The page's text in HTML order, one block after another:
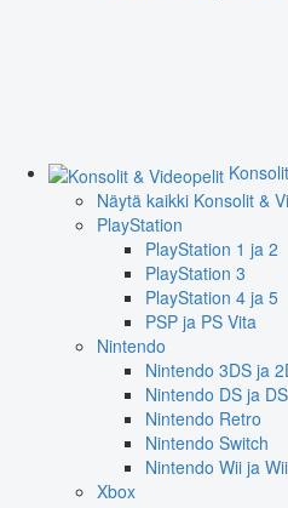
Näytä kaikki Konsolit &
PlayStation
PlayStation 1 ja 2
PlayStation 3
PlayStation 4 ja 5
PSP ja PS Vita
Nintendo
Nintendo 3DS ja
Nintendo DS ja
Nintendo Retro
Nintendo Switch
Nintendo Wii ja
Xbox